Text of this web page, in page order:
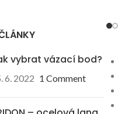
vybrat vázací bod?
6. 2022 1 Comment